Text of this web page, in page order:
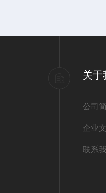
关于
公司
企业
联系